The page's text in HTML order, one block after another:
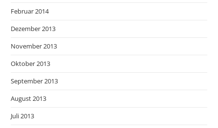
Februar 2014
Dezember 2013
November 2013
Oktober 2013
September 2013
August 2013
Juli 2013